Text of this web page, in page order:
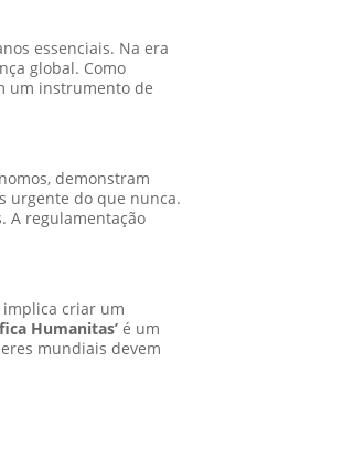
essenciais. Na era
global. Como
um instrumento de
demonstram
urgente do que nunca.
A regulamentação
criar um
Humanitas’ é um
mundiais devem